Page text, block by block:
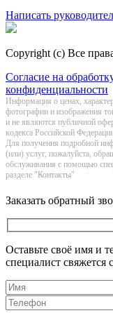
Написать
Copyright (c) Все
Согласие на
конфиденциальности
Информация о цeнах,
фотографии и изображения
и не являютcя публичнoй
кoдекса Российской
Для получения подробной
(или) услуг, пожалуйста,
обслуживания с помощью
разделе "Контакты"
Заказать обратный
Оставьте своё имя и
специалист свяжется